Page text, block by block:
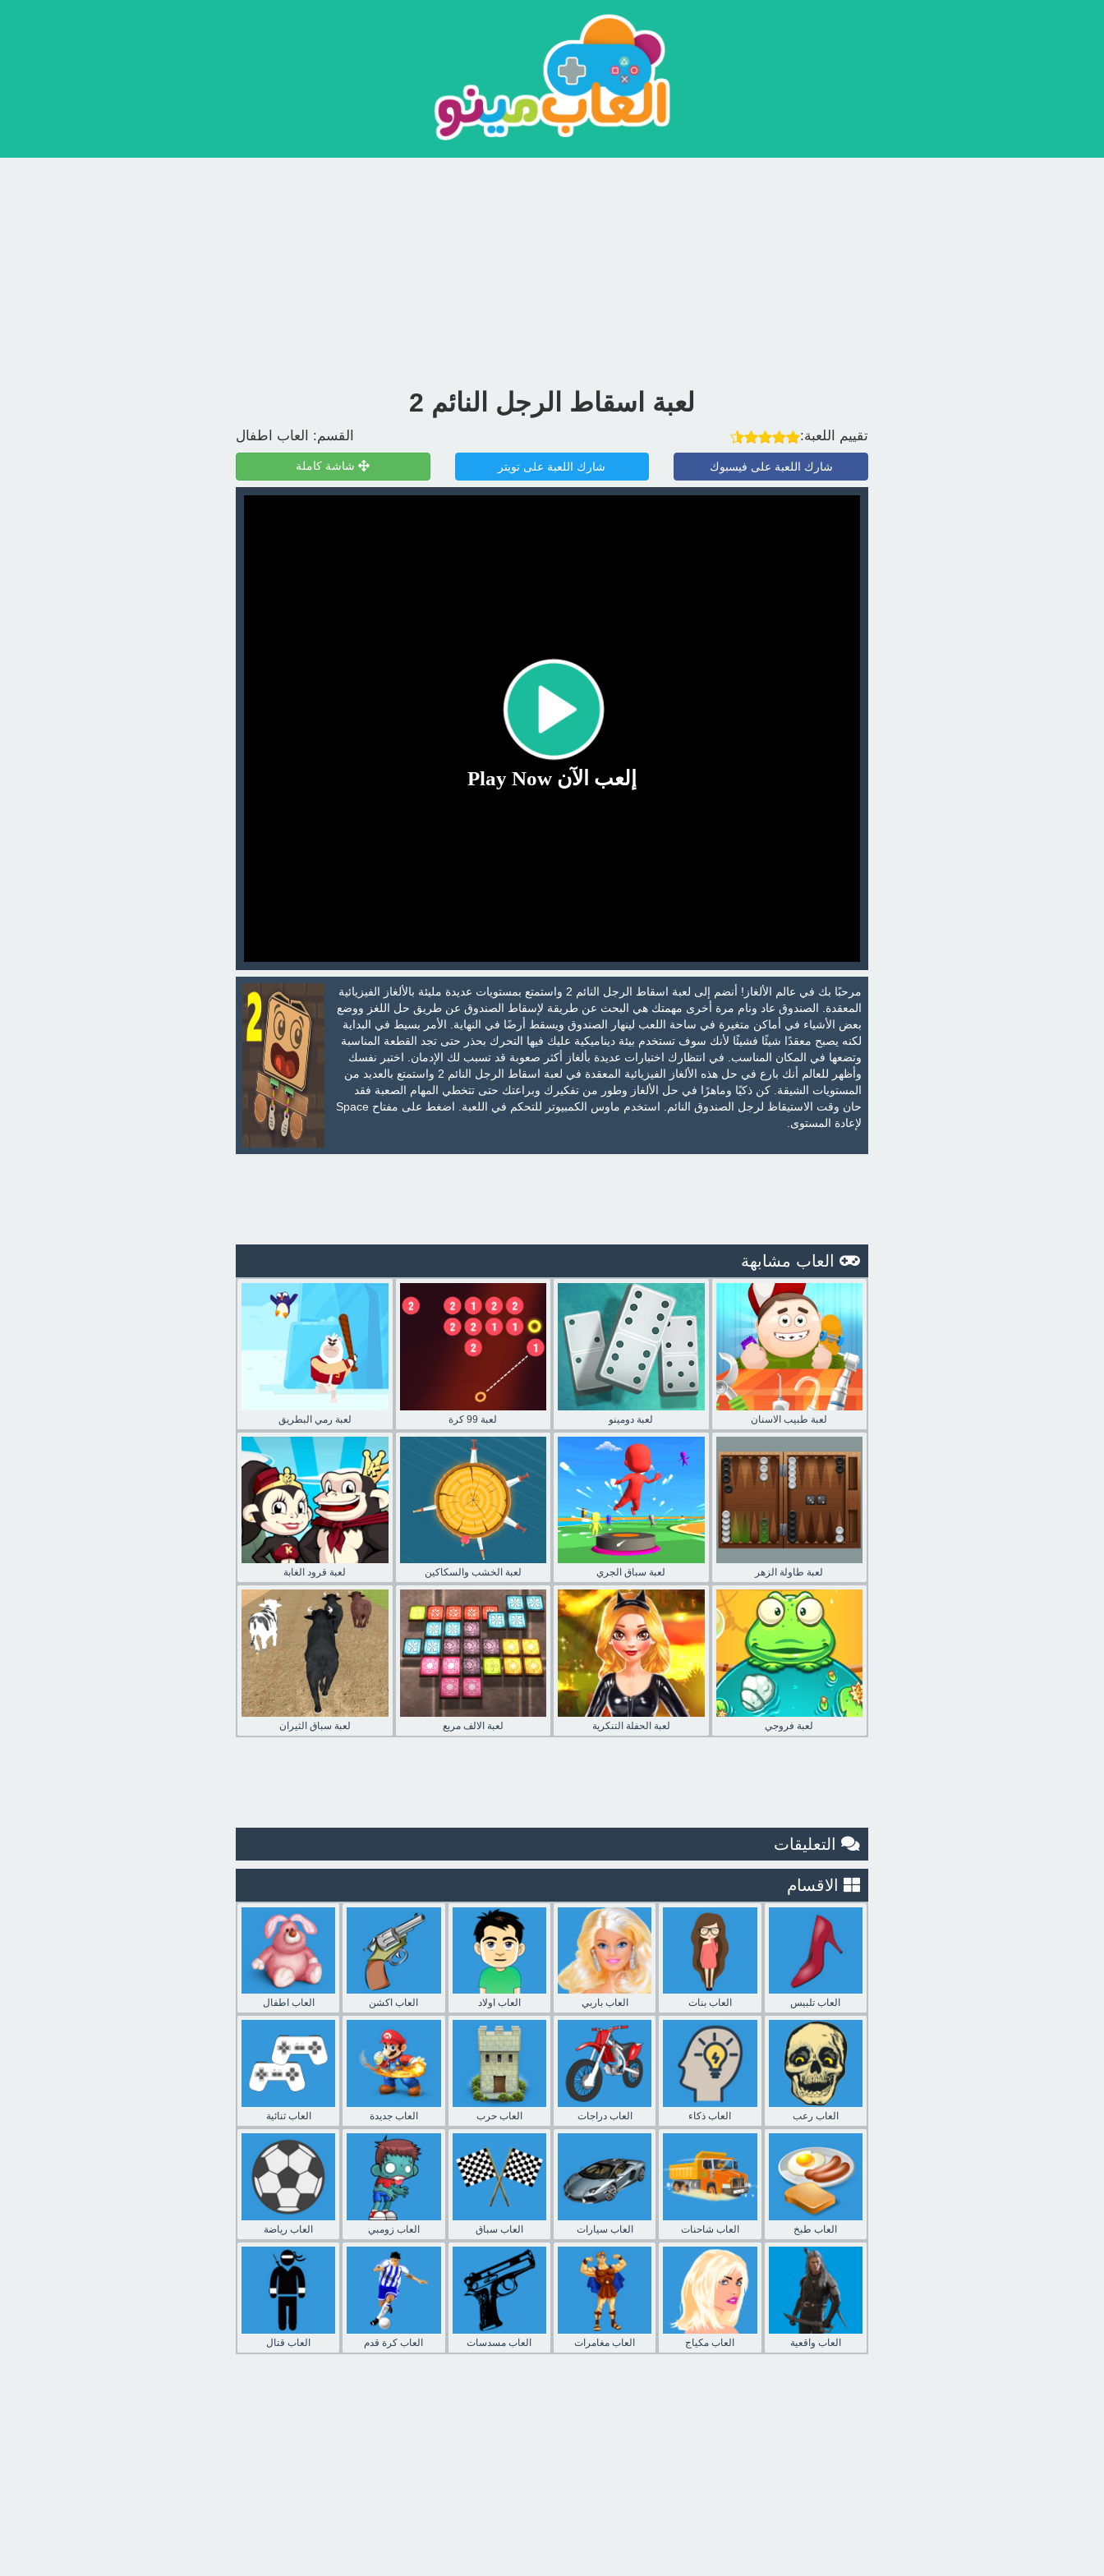
لعبة اسقاط الرجل النائم 2
القسم: العاب اطفال تقييم اللعبة:
شاشة كاملة شارك اللعبة على تويتر شارك اللعبة على فيسبوك
إلعب الآن Play Now
مرحبًا بك في عالم الألغاز! أنضم إلى لعبة اسقاط الرجل النائم 2 واستمتع بمستويات عديدة مليئة بالألغاز الفيزيائية
المعقدة. الصندوق عاد ونام مرة أخرى مهمتك هي البحث عن طريقة لإسقاط الصندوق عن طريق حل اللغز ووضع
بعض الأشياء في أماكن متغيرة في ساحة اللعب لينهار الصندوق ويسقط أرضًا في النهاية. الأمر بسيط في البداية
لكنه يصبح معقدًا شيئًا فشيئًا لأنك سوف تستخدم بيئة ديناميكية عليك فيها التحرك بحذر حتى تجد القطعة المناسبة
وتضعها في المكان المناسب. في انتظارك اختبارات عديدة بألغاز أكثر صعوبة قد تسبب لك الإدمان. اختبر نفسك
وأظهر للعالم أنك بارع في حل هذه الألغاز الفيزيائية المعقدة في لعبة اسقاط الرجل النائم 2 واستمتع بالعديد من
المستويات الشيقة. كن ذكيًا وماهرًا في حل الألغاز وطور من تفكيرك وبراعتك حتى تتخطي المهام الصعبة فقد
حان وقت الاستيقاظ لرجل الصندوق النائم. استخدم ماوس الكمبيوتر للتحكم في اللعبة. اضغط على مفتاح Space
لإعادة المستوى.
العاب مشابهة
لعبة رمي البطريق لعبة 99 كرة لعبة دومينو لعبة طبيب الاسنان
لعبة قرود الغابة لعبة الخشب والسكاكين لعبة سباق الجري لعبة طاولة الزهر
لعبة سباق الثيران لعبة الالف مربع لعبة الحفلة التنكرية لعبة فروجي
التعليقات
الاقسام
العاب اطفال العاب اكشن العاب اولاد العاب باربي العاب بنات العاب تلبيس
العاب ثنائية العاب جديدة العاب حرب العاب دراجات العاب ذكاء العاب رعب
العاب رياضة العاب زومبي العاب سباق العاب سيارات العاب شاحنات العاب طبخ
العاب قتال العاب كرة قدم العاب مسدسات العاب مغامرات العاب مكياج العاب واقعية